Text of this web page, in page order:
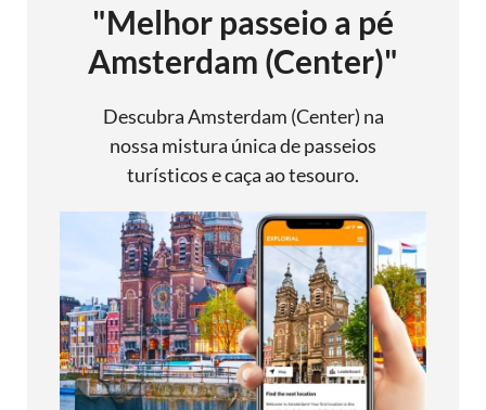
"Melhor passeio a pé
Amsterdam (Center)"
Descubra Amsterdam (Center) na
nossa mistura única de passeios
turísticos e caça ao tesouro.